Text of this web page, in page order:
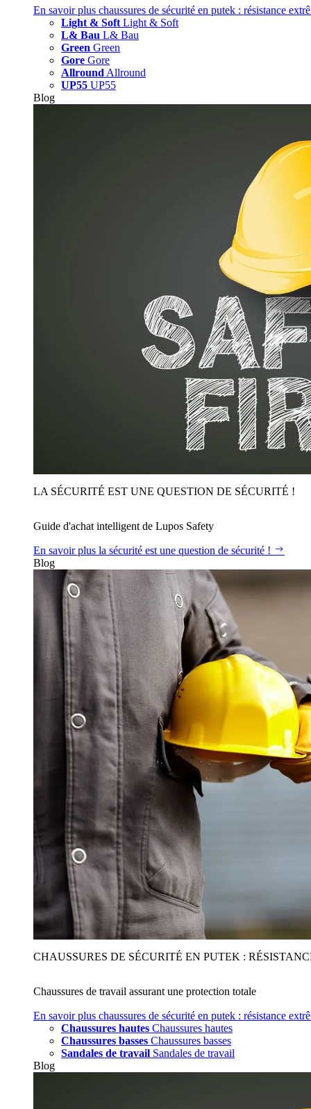
En savoir plus chaussures de sécurité en putek : résistance
Light & Soft Light & Soft
L& Bau L& Bau
Green Green
Gore Gore
Allround Allround
UP55 UP55
Blog
LA SÉCURITÉ EST UNE QUESTION DE SÉCURITÉ !
Guide d'achat intelligent de Lupos Safety
En savoir plus la sécurité est une question de sécurité !
Blog
CHAUSSURES DE SÉCURITÉ EN PUTEK :
Chaussures de travail assurant une protection totale
En savoir plus chaussures de sécurité en putek : résistance
Chaussures hautes Chaussures hautes
Chaussures basses Chaussures basses
Sandales de travail Sandales de travail
Blog